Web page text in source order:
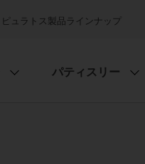
ピュラトス製品ラインナップ
パティスリー